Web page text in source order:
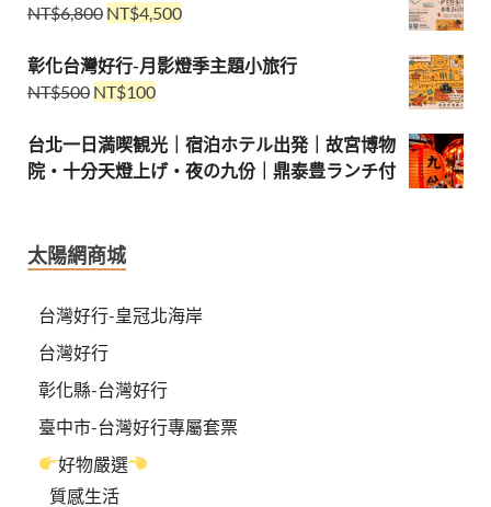
NT$6,800 NT$4,500
彰化台灣好行-月影燈季主題小旅行
NT$500 NT$100
台北一日満喫観光｜宿泊ホテル出発｜故宮博物
院・十分天燈上げ・夜の九份｜鼎泰豊ランチ付
太陽網商城
台灣好行-皇冠北海岸
台灣好行
彰化縣-台灣好行
臺中市-台灣好行專屬套票
好物嚴選
質感生活